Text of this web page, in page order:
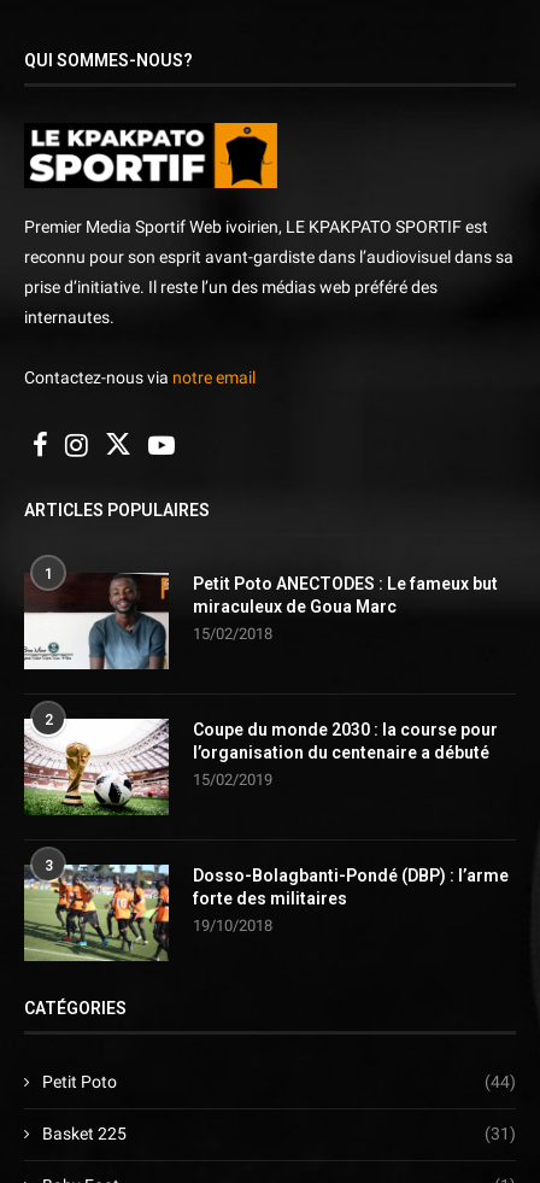
QUI SOMMES-NOUS?
Premier Media Sportif Web ivoirien, LE KPAKPATO SPORTIF est
reconnu pour son esprit avant-gardiste dans l’audiovisuel dans sa
prise d’initiative. Il reste l’un des médias web préféré des
internautes.
Contactez-nous via notre email
ARTICLES POPULAIRES
1
Petit Poto ANECTODES : Le fameux but
miraculeux de Goua Marc
15/02/2018
2
Coupe du monde 2030 : la course pour
l’organisation du centenaire a débuté
15/02/2019
3
Dosso-Bolagbanti-Pondé (DBP) : l’arme
forte des militaires
19/10/2018
CATÉGORIES
Petit Poto (44)
Basket 225 (31)